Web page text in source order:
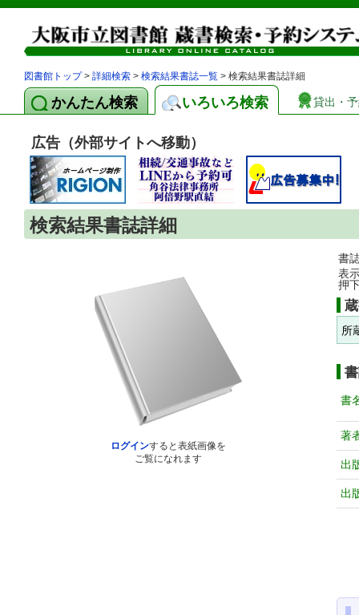
図書館トップ> 詳細検索 > 検索結果書誌一覧 > 検索結果書誌詳細
かんたん検索 いろいろ検索 貸出・
広告（外部サイトへ移動）
検索結果書誌詳細
ログインすると表紙画像を
ご覧になれます
書
表
押
所
書
著
出
出